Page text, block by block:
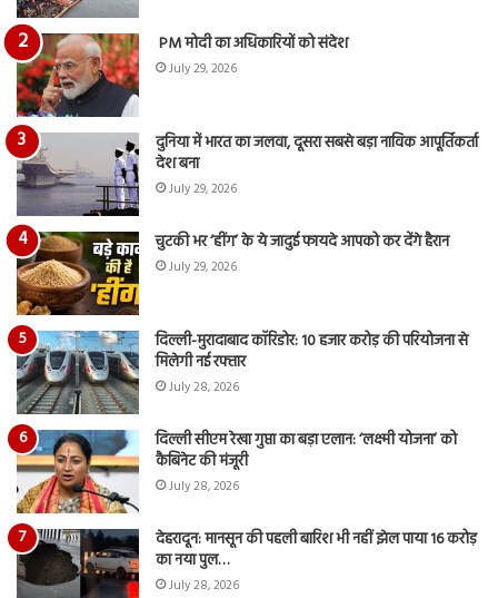
PM मोदी का अधिकारियों को संदेश
July 29, 2026
दुनिया में भारत का जलवा, दूसरा सबसे बड़ा नाविक आपूर्तिकर्ता
देश बना
July 29, 2026
चुटकी भर ‘हींग’ के ये जादुई फायदे आपको कर देंगे हैरान
July 29, 2026
दिल्ली-मुरादाबाद कॉरिडोर: 10 हजार करोड़ की परियोजना से
मिलेगी नई रफ्तार
July 28, 2026
दिल्ली सीएम रेखा गुप्ता का बड़ा एलान: ‘लक्ष्मी योजना’ को
कैबिनेट की मंजूरी
July 28, 2026
देहरादून: मानसून की पहली बारिश भी नहीं झेल पाया 16 करोड़
का नया पुल…
July 28, 2026